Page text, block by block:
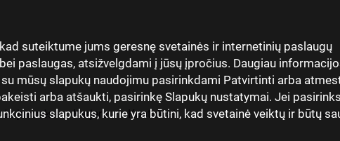
suteiktume jums geresnę svetainės ir internetinių paslaugų
paslaugas, atsižvelgdami į jūsų įpročius. Daugiau
mūsų slapukų naudojimu pasirinkdami Patvirtinti arba
arba atšaukti, pasirinkę Slapukų nustatymai. Jei
slapukus, kurie yra būtini, kad svetainė veiktų ir būtųLatviski
įmonės Karjera Kontaktai